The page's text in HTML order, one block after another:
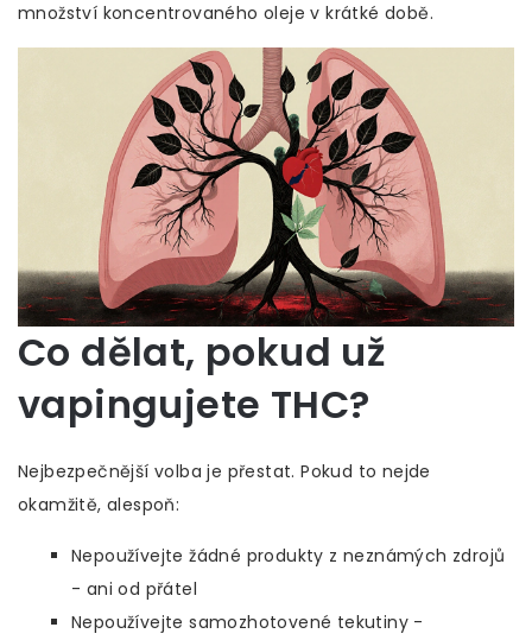
množství koncentrovaného oleje v krátké době.
Co dělat, pokud už
vapingujete THC?
Nejbezpečnější volba je přestat. Pokud to nejde
okamžitě, alespoň:
Nepoužívejte žádné produkty z neznámých zdrojů
- ani od přátel
Nepoužívejte samozhotovené tekutiny -